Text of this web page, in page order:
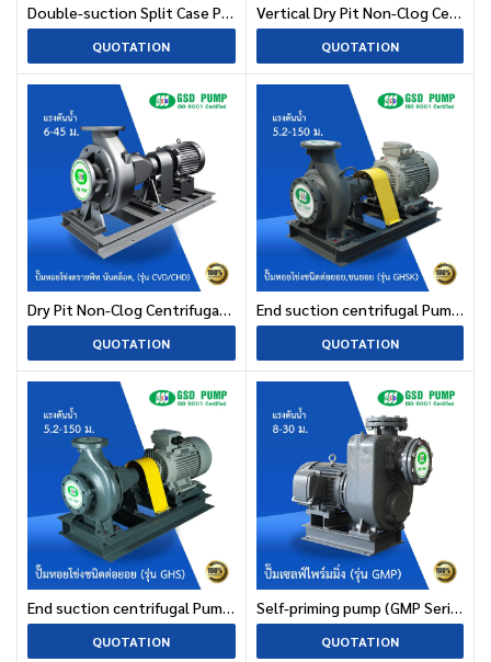
Double-suction Split Case Pump (DH(V) Series)
QUOTATION
Vertical Dry Pit Non-Clog Centrifugal Pump (CVDC Series)
QUOTATION
Dry Pit Non-Clog Centrifugal Pump (CVD/CHD Series)
QUOTATION
End suction centrifugal Pump Semi Open Impeller(GHSK Series)
QUOTATION
End suction centrifugal Pump closed impeller (GHS Series)
QUOTATION
Self-priming pump (GMP Series)
QUOTATION